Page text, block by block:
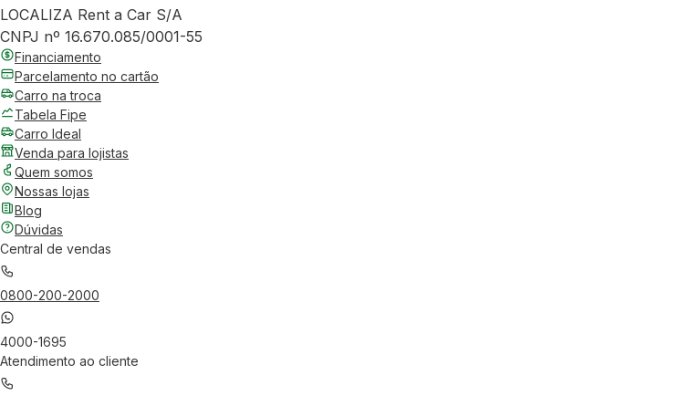
LOCALIZA Rent a Car S/A
CNPJ nº 16.670.085/0001-55
Financiamento
Parcelamento no cartão
Carro na troca
Tabela Fipe
Carro Ideal
Venda para lojistas
Quem somos
Nossas lojas
Blog
Dúvidas
Central de vendas
0800-200-2000
4000-1695
Atendimento ao cliente